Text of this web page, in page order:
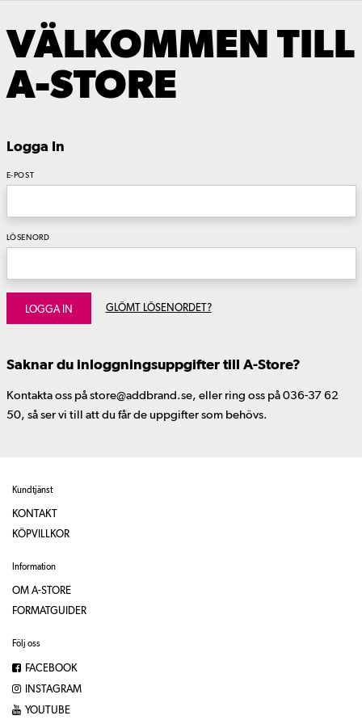
VÄLKOMMEN TILL
A-STORE
Logga In
E-POST
LÖSENORD
LOGGA IN GLÖMT LÖSENORDET?
Saknar du inloggningsuppgifter till A-Store?
Kontakta oss på store@addbrand.se, eller ring oss på 036-37 62
50, så ser vi till att du får de uppgifter som behövs.
Kundtjänst
KONTAKT
KÖPVILLKOR
Information
OM A-STORE
FORMATGUIDER
Följ oss
FACEBOOK
INSTAGRAM
YOUTUBE